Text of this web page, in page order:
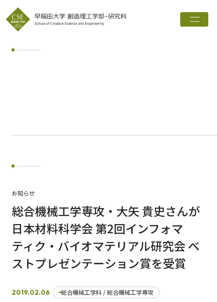
トップ
創造理工学部とは
ワード検索
検索
早稲田大学 早稲田大学 理工学術院
交通アクセス
入試情報
学費 奨学金
日本語 English
お知らせ
総合機械工学専攻・大矢 貴史さんが
日本材料科学会 第2回インフォマ
ティク・バイオマテリアル研究会 ベ
ストプレゼンテーション賞を受賞
2019.02.06 総合機械工学科 / 総合機械工学専攻